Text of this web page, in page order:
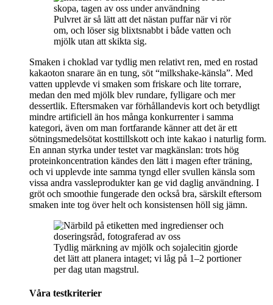
Pulvret är så lätt att det nästan puffar när vi rör
om, och löser sig blixtsnabbt i både vatten och
mjölk utan att skikta sig.
Smaken i choklad var tydlig men relativt ren, med en rostad
kakaoton snarare än en tung, söt “milkshake-känsla”. Med
vatten upplevde vi smaken som friskare och lite torrare,
medan den med mjölk blev rundare, fylligare och mer
dessertlik. Eftersmaken var förhållandevis kort och betydligt
mindre artificiell än hos många konkurrenter i samma
kategori, även om man fortfarande känner att det är ett
sötningsmedelsötat kosttillskott och inte kakao i naturlig form.
En annan styrka under testet var magkänslan: trots hög
proteinkoncentration kändes den lätt i magen efter träning,
och vi upplevde inte samma tyngd eller svullen känsla som
vissa andra vassleprodukter kan ge vid daglig användning. I
gröt och smoothie fungerade den också bra, särskilt eftersom
smaken inte tog över helt och konsistensen höll sig jämn.
Tydlig märkning av mjölk och sojalecitin gjorde
det lätt att planera intaget; vi låg på 1–2 portioner
per dag utan magstrul.
Våra testkriterier